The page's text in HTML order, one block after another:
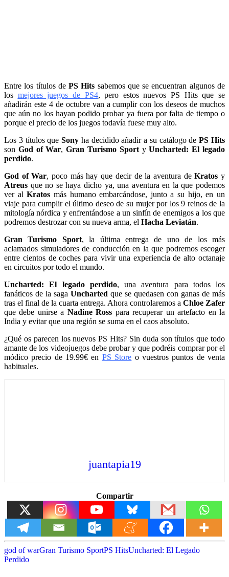
Entre los títulos dePS Hits sabemos que se encuentran algunos de
los mejores juegos de PS4, pero estos nuevos PS Hits que se
añadirán este 4 de octubre van a cumplir con los deseos de muchos
que aún no los hayan podido probar ya fuera por falta de tiempo o
porque el precio de los juegos todavía fuese muy alto.
Los 3 títulos que Sony ha decidido añadir a su catálogo dePS Hits
son God of War,Gran Turismo SportyUncharted: El legado
perdido.
God of War, poco más hay que decir de la aventura deKratos y
Atreus que no se haya dicho ya, una aventura en la que podemos
ver alKratos más humano embarcándose, junto a su hijo, en un
viaje para cumplir el último deseo de su mujer por los 9 reinos de la
mitología nórdica y enfrentándose a un sinfín de enemigos a los que
podremos destrozar con su nueva arma, el Hacha Leviatán.
Gran Turismo Sport, la última entrega de uno de los más
aclamados simuladores de conducción en la que podremos escoger
entre cientos de coches para vivir una experiencia de alto octanaje
en circuitos por todo el mundo.
Uncharted: El legado perdido, una aventura para todos los
fanáticos de la saga Uncharted que se quedasen con ganas de más
tras el final de la cuarta entrega. Ahora controlaremos a Chloe Zafer
que debe unirse a Nadine Ross para recuperar un artefacto en la
India y evitar que una región se suma en el caos absoluto.
¿Qué os parecen los nuevos PS Hits? Sin duda son títulos que todo
amante de los videojuegos debe probar y que podréis comprar por el
módico precio de 19.99€ en PS Store o vuestros puntos de venta
habituales.
juantapia19
Compartir
god of warGran Turismo SportPS HitsUncharted: El Legado
Perdido